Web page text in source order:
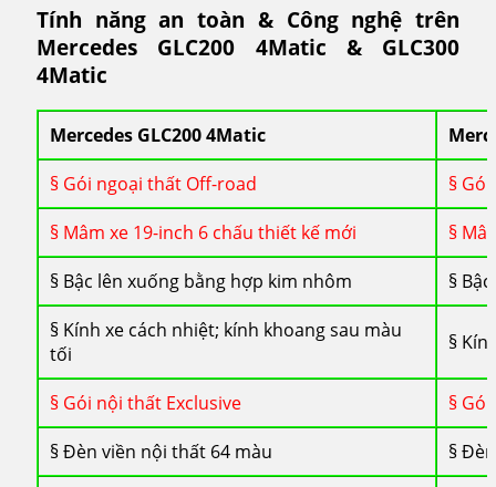
Tính năng an toàn & Công nghệ trên
Mercedes GLC200 4Matic & GLC300
4Matic
Mercedes GLC200 4Matic
§ Gói ngoại thất Off-road
§
§ Mâm xe 19-inch 6 chấu thiết kế mới
§
§ Bậc lên xuống bằng hợp kim nhôm
§
§ Kính xe cách nhiệt; kính khoang sau màu
tối
§
§ Gói nội thất Exclusive
§
§ Đèn viền nội thất 64 màu
§